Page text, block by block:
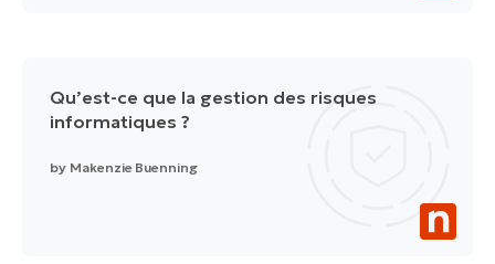
Qu’est-ce que la gestion des risques
informatiques ?
by Makenzie Buenning